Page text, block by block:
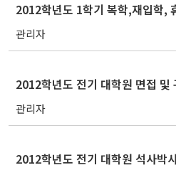
2012학년도 1학기 복학,재입학,
관리자
2012학년도 전기 대학원 면접 및
관리자